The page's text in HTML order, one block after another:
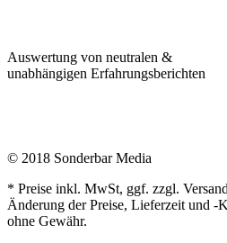
Auswertung von neutralen &
unabhängigen Erfahrungsberichten
© 2018 Sonderbar Media
* Preise inkl. MwSt, ggf. zzgl.
Änderung der Preise, Lieferzeit und -
ohne Gewähr.